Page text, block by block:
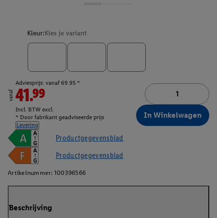
Kleur:Kies je variant
vanaf
Adviesprijs: vanaf 69.95 *
41.99
Incl. BTW excl.
* Door fabrikant geadviseerde prijs
Levering
In Winkelwagen
Productgegevensblad
Productgegevensblad
Artikelnummer: 100396566
Beschrijving